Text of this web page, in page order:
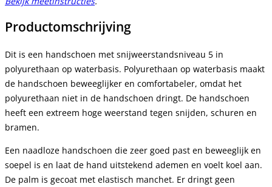
Productomschrijving
Dit is een handschoen met snijweerstandsniveau 5 in
polyurethaan op waterbasis. Polyurethaan op waterbasis maakt
de handschoen beweeglijker en comfortabeler, omdat het
polyurethaan niet in de handschoen dringt. De handschoen
heeft een extreem hoge weerstand tegen snijden, schuren en
bramen.
Een naadloze handschoen die zeer goed past en beweeglijk en
soepel is en laat de hand uitstekend ademen en voelt koel aan.
De palm is gecoat met elastisch manchet. Er dringt geen